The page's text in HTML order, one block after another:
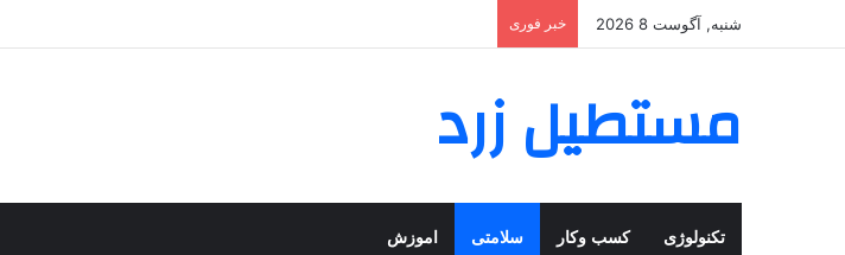
شنبه, آگوست 8 2026 خبر فوری
مستطیل زرد
تکنولوژی کسب وکار سلامتی اموزش